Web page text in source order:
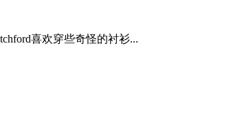
喜欢穿些奇怪的衬衫...